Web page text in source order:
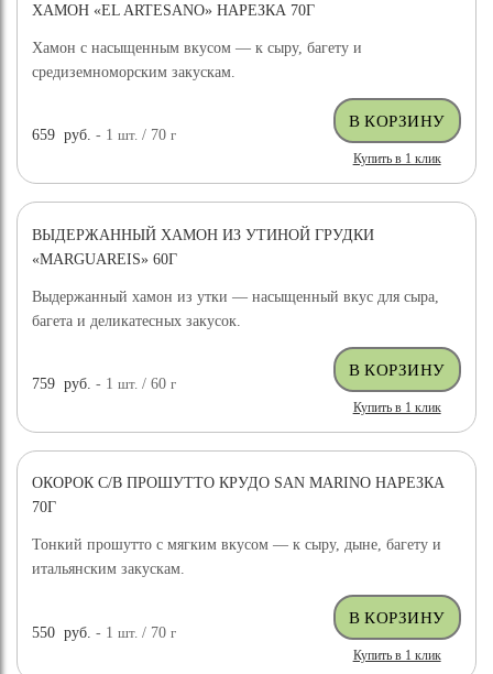
ХАМОН «EL ARTESANO» НАРЕЗКА 70Г
Хамон с насыщенным вкусом — к сыру, багету и
средиземноморским закускам.
659 руб. - 1шт. / 70г
Купить в 1 клик
ВЫДЕРЖАННЫЙ ХАМОН ИЗ УТИНОЙ ГРУДКИ
«MARGUAREIS» 60Г
Выдержанный хамон из утки — насыщенный вкус для сыра,
багета и деликатесных закусок.
759 руб. - 1шт. / 60г
Купить в 1 клик
ОКОРОК С/В ПРОШУТТО КРУДО SAN MARINO НАРЕЗКА
70Г
Тонкий прошутто с мягким вкусом — к сыру, дыне, багету и
итальянским закускам.
550 руб. - 1шт. / 70г
Купить в 1 клик